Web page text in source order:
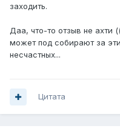
заходить.
Даа, что-то отзыв не ахти
может под собирают за
несчастных...
Цитата